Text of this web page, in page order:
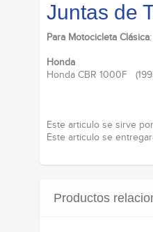
Juntas de
Para Motocicleta Clásica:
Honda
Honda CBR 1000F
Este articulo se sirve
Este articulo se
Productos